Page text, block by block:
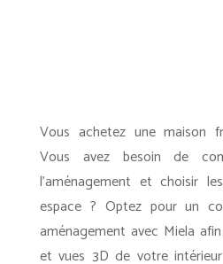
Vous achetez une maison
Vous avez besoin de
l’aménagement et choisir
espace ? Optez pour un
aménagement avec Miela
et vues 3D de votre